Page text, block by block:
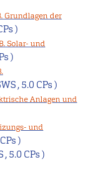
Grundlagen der
)
Solar- und
)
, 5.0 CPs )
Anlagen und
und
)
, 5.0 CPs )